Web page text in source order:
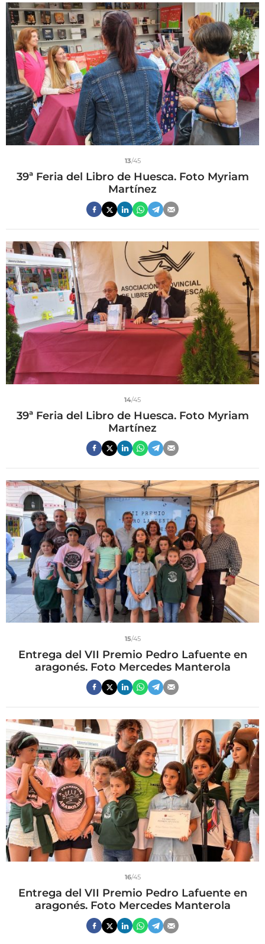
13/45
39ª Feria del Libro de Huesca. Foto Myriam
Martínez
14/45
39ª Feria del Libro de Huesca. Foto Myriam
Martínez
15/45
Entrega del VII Premio Pedro Lafuente en
aragonés. Foto Mercedes Manterola
16/45
Entrega del VII Premio Pedro Lafuente en
aragonés. Foto Mercedes Manterola